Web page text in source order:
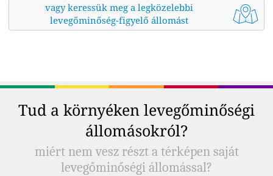
vagy keressük meg a legközelebbi
levegőminőség-figyelő állomást
Tud a környéken levegőminőségi
állomásokról?
miért nem vesz részt a térképen saját
levegőminőségi állomással?